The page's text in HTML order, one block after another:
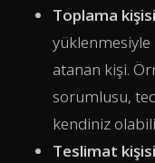
Toplama kişisi
atanan kişi.
sorumlusu,
kendiniz
Teslimat kişisi